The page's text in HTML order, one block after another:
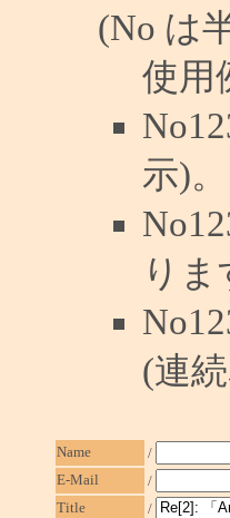
(No は
使用
示)。
りま
(連続
Name
/
E-Mail
/
Title
/